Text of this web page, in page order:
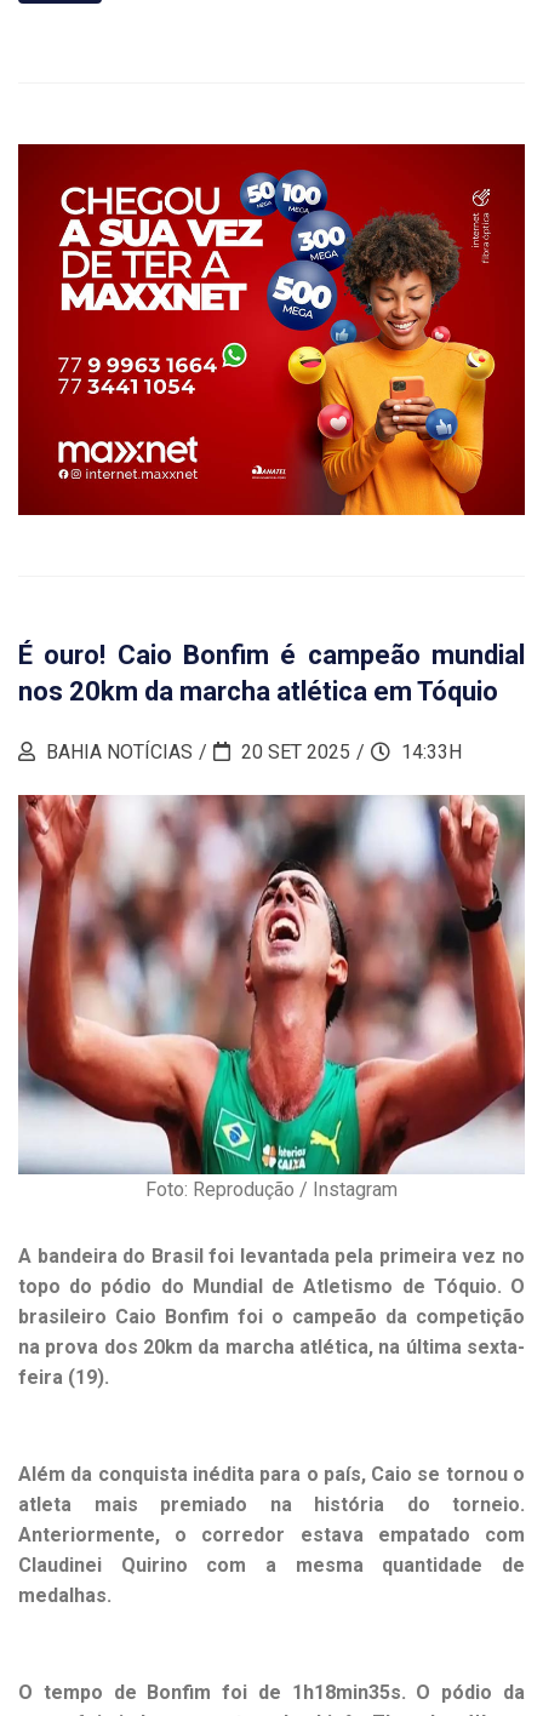
É ouro! Caio Bonfim é campeão mundial
nos 20km da marcha atlética em Tóquio
BAHIA NOTÍCIAS 20 SET 2025 14:33H
Foto: Reprodução / Instagram
A bandeira do Brasil foi levantada pela primeira vez no
topo do pódio do Mundial de Atletismo de Tóquio. O
brasileiro Caio Bonfim foi o campeão da competição
na prova dos 20km da marcha atlética, na última sexta-
feira (19).
Além da conquista inédita para o país, Caio se tornou o
atleta mais premiado na história do torneio.
Anteriormente, o corredor estava empatado com
Claudinei Quirino com a mesma quantidade de
medalhas.
O tempo de Bonfim foi de 1h18min35s. O pódio da